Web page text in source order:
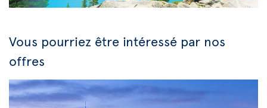
Vous pourriez être intéressé par nos
offres